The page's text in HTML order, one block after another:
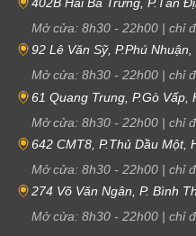
tròn quen thuộc với các gam màu
mang lại vẻ nam tính và cuốn hút.
áp dụng với hai chế độ màn hình.
màu sẽ kích hoạt, hiển thị rõ ràng
một khoảng thời gian, đồng hồ tự
giúp tiết kiệm năng lượng và đảm
nhìn khác nhau.
2.2 Chức năng
Mở cửa: 8h30 - 22h00 | chỉ
92 Lê Văn Sỹ, P.Phú Nhuận,
Mở cửa: 8h30 - 22h00 | chỉ
61 Quang Trung, P.Gò Vấp,
Mở cửa: 8h30 - 22h00 | chỉ
642 CMT8, P.Thủ Dầu Một,
Mở cửa: 8h30 - 22h00 | chỉ
274 Võ Văn Ngân, P. Bình
Mở cửa: 8h30 - 22h00 | chỉ